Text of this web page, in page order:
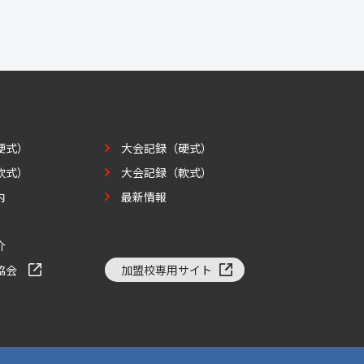
）
）
大会記録（硬式）
大会記録（軟式）
最新情報
会 加盟校専用サイト